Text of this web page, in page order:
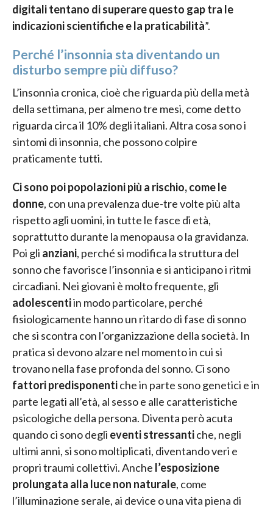
digitali tentano di superare questo gap tra le
indicazioni scientifiche e la praticabilità”.
Perché l’insonnia sta diventando un
disturbo sempre più diffuso?
L’insonnia cronica, cioè che riguarda più della metà
della settimana, per almeno tre mesi, come detto
riguarda circa il 10% degli italiani. Altra cosa sono i
sintomi di insonnia, che possono colpire
praticamente tutti.
Ci sono poi popolazioni più a rischio, come le
donne, con una prevalenza due-tre volte più alta
rispetto agli uomini, in tutte le fasce di età,
soprattutto durante la menopausa o la gravidanza.
Poi gli anziani, perché si modifica la struttura del
sonno che favorisce l’insonnia e si anticipano i ritmi
circadiani. Nei giovani è molto frequente, gli
adolescentiin modo particolare, perché
fisiologicamente hanno un ritardo di fase di sonno
che si scontra con l’organizzazione della società. In
pratica si devono alzare nel momento in cui si
trovano nella fase profonda del sonno. Ci sono
fattori predisponentiche in parte sono genetici e in
parte legati all’età, al sesso e alle caratteristiche
psicologiche della persona. Diventa però acuta
quando ci sono degli eventi stressantiche, negli
ultimi anni, si sono moltiplicati, diventando veri e
propri traumi collettivi. Anche l’esposizione
prolungata alla luce non naturale, come
l’illuminazione serale, ai device o una vita piena di